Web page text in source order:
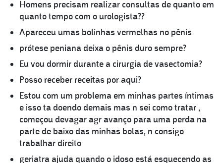
Homens precisam realizar consultas de quanto em
quanto tempo com o urologista??
Apareceu umas bolinhas vermelhas no pênis
prótese peniana deixa o pênis duro sempre?
Eu vou dormir durante a cirurgia de vasectomia?
Posso receber receitas por aqui?
Estou com um problema em minhas partes íntimas
e isso ta doendo demais mas n sei como tratar ,
começou devagar agr avanço para uma perda na
parte de baixo das minhas bolas, n consigo
trabalhar direito
geriatra ajuda quando o idoso está esquecendo as